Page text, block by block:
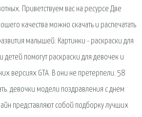
Приветствуем вас на ресурсе Две
качества можно скачать и распечатать
малышей. Картинки - раскраски для
помогут раскраски для девочек и
версиях GTA. В они не претерпели. 58
девочки модели поздравления с днем
представляют собой подборку лучших